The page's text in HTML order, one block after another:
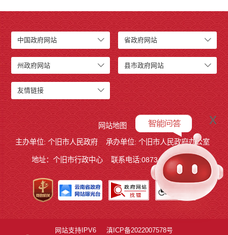
中国政府网站 省政府网站
州政府网站 县市政府网站
友情链接
网站地图
主办单位: 个旧市人民政府
承办单位: 个旧市人民政府办公室
地址：个旧市行政中心 联系电话:0873－2123215
x
网站支持IPV6 滇ICP备2022007578号